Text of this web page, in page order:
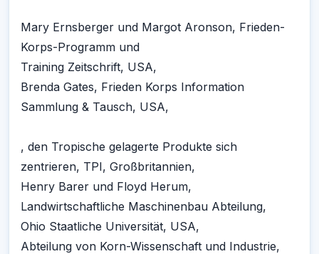
Mary Ernsberger und Margot Aronson, Frieden-
Korps-Programm und
Training Zeitschrift, USA,
Brenda Gates, Frieden Korps Information
Sammlung & Tausch, USA,
, den Tropische gelagerte Produkte sich
zentrieren, TPI, Großbritannien,
Henry Barer und Floyd Herum,
Landwirtschaftliche Maschinenbau Abteilung,
Ohio Staatliche Universität, USA,
Abteilung von Korn-Wissenschaft und Industrie,